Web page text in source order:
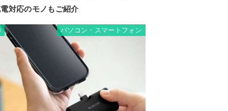
対応のモノもご紹介
パソコン・スマートフォン